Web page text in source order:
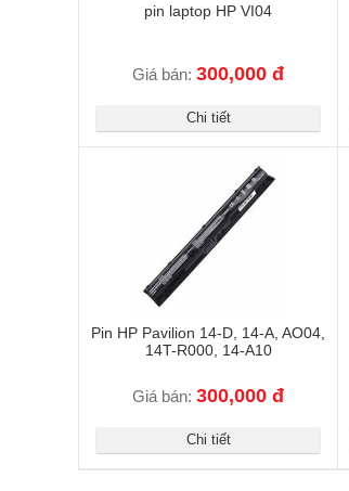
pin laptop HP VI04
Giá bán: 300,000 đ
Chi tiết
Pin HP Pavilion 14-D, 14-A, AO04,
14T-R000, 14-A10
Giá bán: 300,000 đ
Chi tiết